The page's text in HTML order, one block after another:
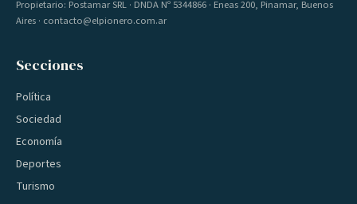
Propietario: Postamar SRL · DNDA Nº 5344866 · Eneas 200, Pinamar, Buenos
Aires · contacto@elpionero.com.ar
Secciones
Política
Sociedad
Economía
Deportes
Turismo